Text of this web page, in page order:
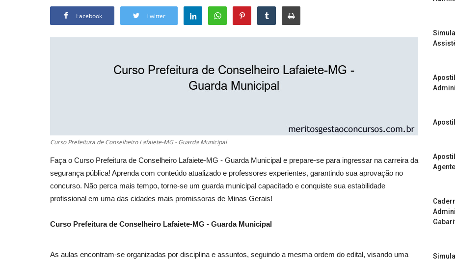
Facebook Twitter
Curso Prefeitura de Conselheiro Lafaiete-MG - Guarda Municipal
Faça o Curso Prefeitura de Conselheiro Lafaiete-MG - Guarda Municipal e prepare-se para ingressar na carreira da
segurança pública! Aprenda com conteúdo atualizado e professores experientes, garantindo sua aprovação no
concurso. Não perca mais tempo, torne-se um guarda municipal capacitado e conquiste sua estabilidade
profissional em uma das cidades mais promissoras de Minas Gerais!
Curso Prefeitura de Conselheiro Lafaiete-MG - Guarda Municipal
As aulas encontram-se organizadas por disciplina e assuntos, seguindo a mesma ordem do edital, visando uma